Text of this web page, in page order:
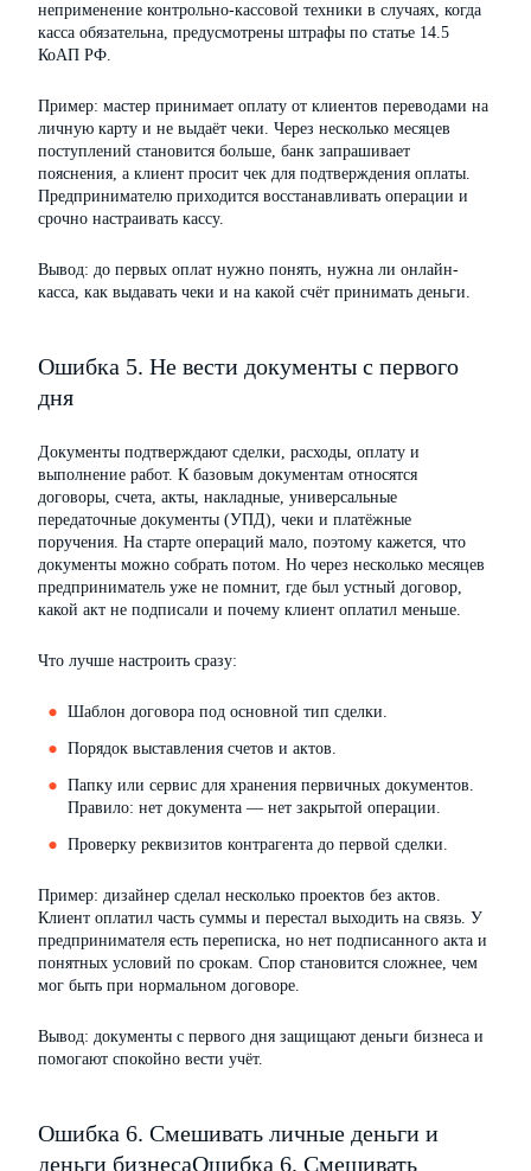
неприменение контрольно-кассовой техники в случаях, когда
касса обязательна, предусмотрены штрафы по статье 14.5
КоАП РФ.
Пример: мастер принимает оплату от клиентов переводами на
личную карту и не выдаёт чеки. Через несколько месяцев
поступлений становится больше, банк запрашивает
пояснения, а клиент просит чек для подтверждения оплаты.
Предпринимателю приходится восстанавливать операции и
срочно настраивать кассу.
Вывод: до первых оплат нужно понять, нужна ли онлайн-
касса, как выдавать чеки и на какой счёт принимать деньги.
Ошибка 5. Не вести документы с первого
дня
Документы подтверждают сделки, расходы, оплату и
выполнение работ. К базовым документам относятся
договоры, счета, акты, накладные, универсальные
передаточные документы (УПД), чеки и платёжные
поручения. На старте операций мало, поэтому кажется, что
документы можно собрать потом. Но через несколько месяцев
предприниматель уже не помнит, где был устный договор,
какой акт не подписали и почему клиент оплатил меньше.
Что лучше настроить сразу:
Шаблон договора под основной тип сделки.
Порядок выставления счетов и актов.
Папку или сервис для хранения первичных документов.
Правило: нет документа — нет закрытой операции.
Проверку реквизитов контрагента до первой сделки.
Пример: дизайнер сделал несколько проектов без актов.
Клиент оплатил часть суммы и перестал выходить на связь. У
предпринимателя есть переписка, но нет подписанного акта и
понятных условий по срокам. Спор становится сложнее, чем
мог быть при нормальном договоре.
Вывод: документы с первого дня защищают деньги бизнеса и
помогают спокойно вести учёт.
Ошибка 6. Смешивать личные деньги и
деньги бизнесаОшибка 6. Смешивать